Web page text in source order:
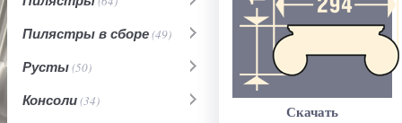
Пилястры в сборе(49)
Русты(50)
Консоли(34)
Скачать